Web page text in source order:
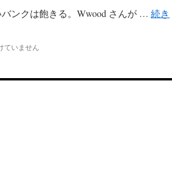
ンクは飽きる。Wwood さんが … 続き
ていません